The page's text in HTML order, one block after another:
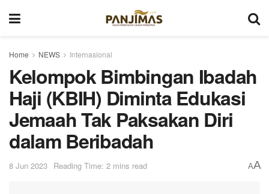
Home NEWS Internasional
Kelompok Bimbingan Ibadah
Haji (KBIH) Diminta Edukasi
Jemaah Tak Paksakan Diri
dalam Beribadah
8 Jun 2023 Reading Time: 2 mins read AA